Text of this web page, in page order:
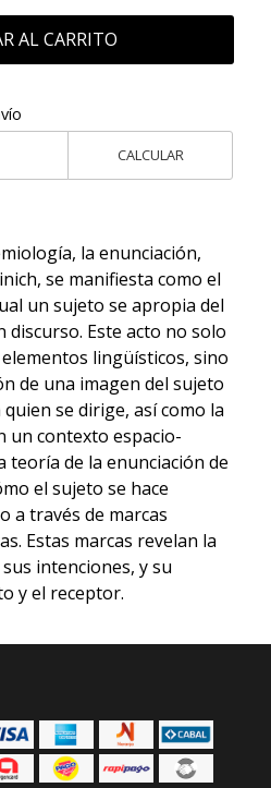
AL CARRITO
CALCULAR
la enunciación,
se manifiesta como el
un sujeto se apropia del
Este acto no solo
lingüísticos, sino
de una imagen del sujeto
se dirige, así como la
un contexto espacio-
teoría de la enunciación de
el sujeto se hace
a través de marcas
Estas marcas revelan la
intenciones, y su
y el receptor.